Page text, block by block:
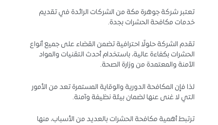
تعتبر شركة جوهرة مكة من الشركات الرائدة في تقديم
خدمات مكافحة الحشرات بجدة.
تقدم الشركة حلولًا احترافية تضمن القضاء على جميع أنواع
الحشرات بكفاءة عالية، باستخدام أحدث التقنيات والمواد
الآمنة والمعتمدة من وزارة الصحة.
لذا فإن المكافحة الدورية والوقاية المستمرة تعد من الأمور
التي لا غنى عنها لضمان بيئة نظيفة وآمنة.
ترتبط أهمية مكافحة الحشرات بالعديد من الأسباب، منها